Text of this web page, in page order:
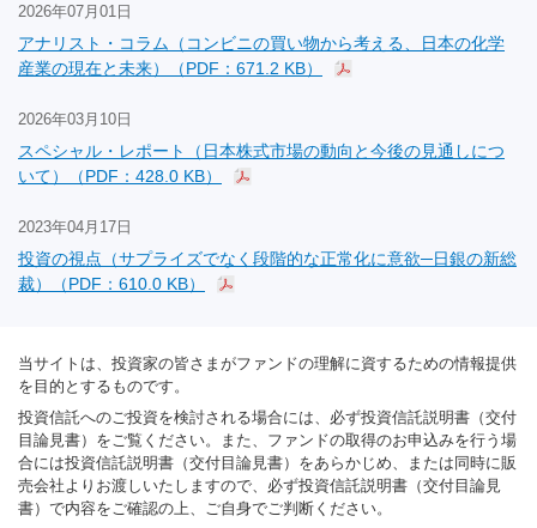
2026年07月01日
アナリスト・コラム（コンビニの買い物から考える、日本の化学
産業の現在と未来）（PDF：671.2 KB）
2026年03月10日
スペシャル・レポート（日本株式市場の動向と今後の見通しにつ
いて）（PDF：428.0 KB）
2023年04月17日
投資の視点（サプライズでなく段階的な正常化に意欲─日銀の新総
裁）（PDF：610.0 KB）
当サイトは、投資家の皆さまがファンドの理解に資するための情報提供
を目的とするものです。
投資信託へのご投資を検討される場合には、必ず投資信託説明書（交付
目論見書）をご覧ください。また、ファンドの取得のお申込みを行う場
合には投資信託説明書（交付目論見書）をあらかじめ、または同時に販
売会社よりお渡しいたしますので、必ず投資信託説明書（交付目論見
書）で内容をご確認の上、ご自身でご判断ください。